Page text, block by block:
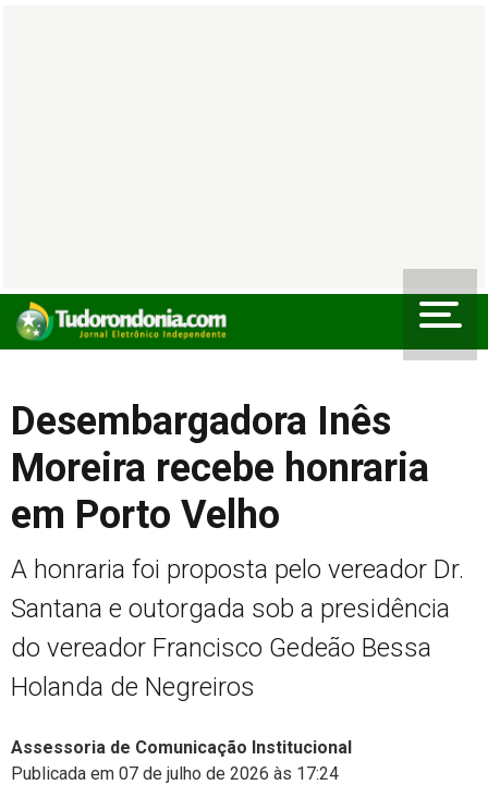
Desembargadora Inês
Moreira recebe honraria
em Porto Velho
A honraria foi proposta pelo vereador Dr.
Santana e outorgada sob a presidência
do vereador Francisco Gedeão Bessa
Holanda de Negreiros
Assessoria de Comunicação Institucional
Publicada em 07 de julho de 2026 às 17:24